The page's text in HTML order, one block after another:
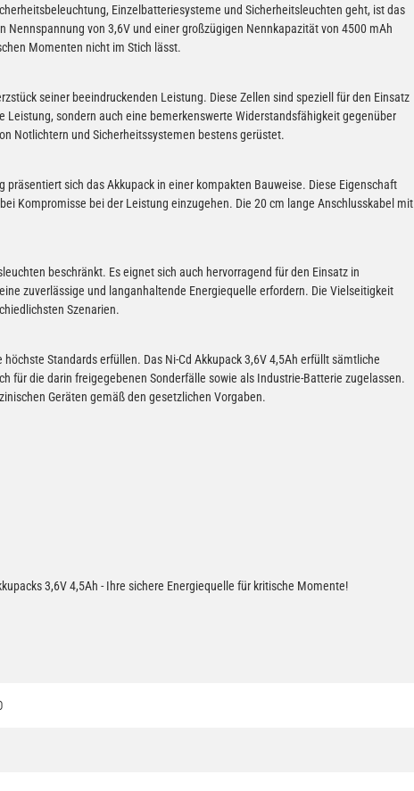
Einzelbatteriesysteme und Sicherheitsleuchten geht, ist das
von 3,6V und einer großzügigen Nennkapazität von 4500 mAh
Momenten nicht im Stich lässt.
seiner beeindruckenden Leistung. Diese Zellen sind speziell für den Einsatz
sondern auch eine bemerkenswerte Widerstandsfähigkeit gegenüber
Notlichtern und Sicherheitssystemen bestens gerüstet.
sich das Akkupack in einer kompakten Bauweise. Diese Eigenschaft
Kompromisse bei der Leistung einzugehen. Die 20 cm lange Anschlusskabel mit
beschränkt. Es eignet sich auch hervorragend für den Einsatz in
zuverlässige und langanhaltende Energiequelle erfordern. Die Vielseitigkeit
Szenarien.
Standards erfüllen. Das Ni-Cd Akkupack 3,6V 4,5Ah erfüllt sämtliche
für die darin freigegebenen Sonderfälle sowie als Industrie-Batterie zugelassen.
Geräten gemäß den gesetzlichen Vorgaben.
3,6V 4,5Ah - Ihre sichere Energiequelle für kritische Momente!